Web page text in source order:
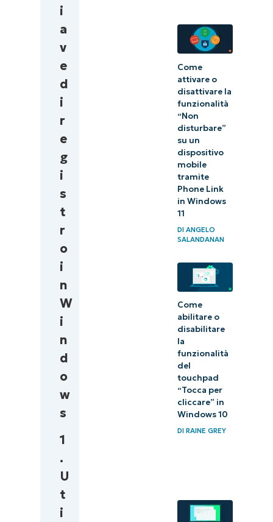
riga di
comando
Best
Registro
i
a
v
e
d
i
r
e
g
i
s
t
r
o
i
n
W
i
n
d
o
w
s
1
.
U
t
i
Come
attivare o
disattivare la
funzionalità
“Non
disturbare”
su un
dispositivo
mobile
tramite
Phone Link
in Windows
11
DIANGELO
SALANDANAN
Come
abilitare o
disabilitare
la
funzionalità
del
touchpad
“Tocca per
cliccare” in
Windows 10
DIRAINE GREY